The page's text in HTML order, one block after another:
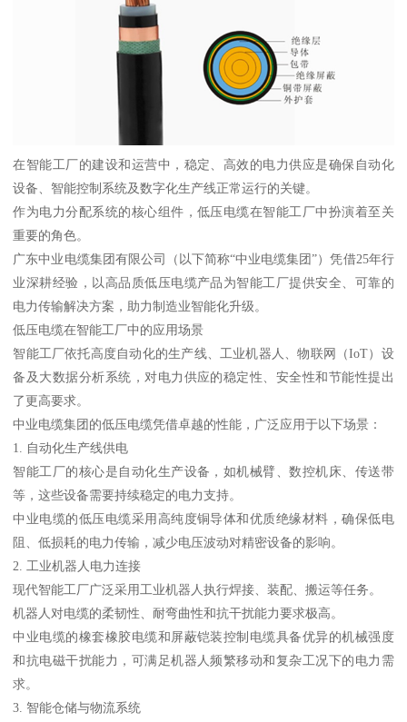
在智能工厂的建设和运营中，稳定、高效的电力供应是确保自动化
设备、智能控制系统及数字化生产线正常运行的关键。
作为电力分配系统的核心组件，低压电缆在智能工厂中扮演着至关
重要的角色。
广东中业电缆集团有限公司（以下简称“中业电缆集团”）凭借25年行
业深耕经验，以高品质低压电缆产品为智能工厂提供安全、可靠的
电力传输解决方案，助力制造业智能化升级。
低压电缆在智能工厂中的应用场景
智能工厂依托高度自动化的生产线、工业机器人、物联网（IoT）设
备及大数据分析系统，对电力供应的稳定性、安全性和节能性提出
了更高要求。
中业电缆集团的低压电缆凭借卓越的性能，广泛应用于以下场景：
1. 自动化生产线供电
智能工厂的核心是自动化生产设备，如机械臂、数控机床、传送带
等，这些设备需要持续稳定的电力支持。
中业电缆的低压电缆采用高纯度铜导体和优质绝缘材料，确保低电
阻、低损耗的电力传输，减少电压波动对精密设备的影响。
2. 工业机器人电力连接
现代智能工厂广泛采用工业机器人执行焊接、装配、搬运等任务。
机器人对电缆的柔韧性、耐弯曲性和抗干扰能力要求极高。
中业电缆的橡套橡胶电缆和屏蔽铠装控制电缆具备优异的机械强度
和抗电磁干扰能力，可满足机器人频繁移动和复杂工况下的电力需
求。
3. 智能仓储与物流系统